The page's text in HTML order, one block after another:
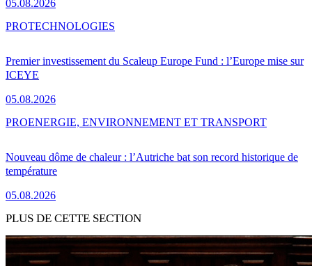
05.08.2026
Premier investissement du Scaleup Europe Fund : l’Europe mise sur
ICEYE
05.08.2026
PROTECHNOLOGIES
Nouveau dôme de chaleur : l’Autriche bat son record historique de
température
05.08.2026
PROENERGIE, ENVIRONNEMENT ET TRANSPORT
PLUS DE CETTE SECTION